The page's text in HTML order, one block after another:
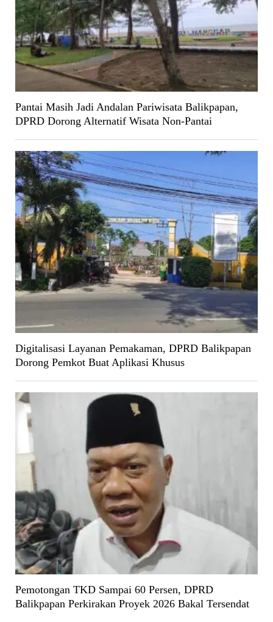
Pantai Masih Jadi Andalan Pariwisata Balikpapan,
DPRD Dorong Alternatif Wisata Non-Pantai
Digitalisasi Layanan Pemakaman, DPRD Balikpapan
Dorong Pemkot Buat Aplikasi Khusus
Pemotongan TKD Sampai 60 Persen, DPRD
Balikpapan Perkirakan Proyek 2026 Bakal Tersendat